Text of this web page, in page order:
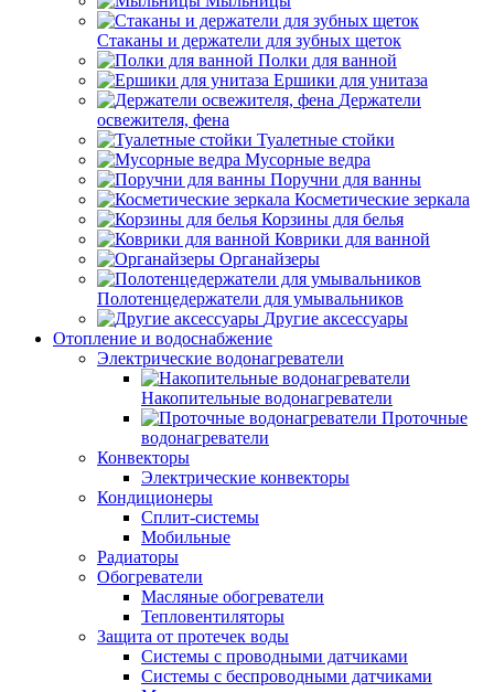
Стаканы и держатели для зубных щеток
Полки для ванной
Ершики для унитаза
Держатели
освежителя, фена
Туалетные стойки
Мусорные ведра
Поручни для ванны
Косметические зеркала
Корзины для белья
Коврики для ванной
Органайзеры
Полотенцедержатели для умывальников
Другие аксессуары
Отопление и водоснабжение
Электрические водонагреватели
Накопительные водонагреватели
Проточные
водонагреватели
Конвекторы
Электрические конвекторы
Кондиционеры
Сплит-системы
Мобильные
Радиаторы
Обогреватели
Масляные обогреватели
Тепловентиляторы
Защита от протечек воды
Системы с проводными датчиками
Системы с беспроводными датчиками